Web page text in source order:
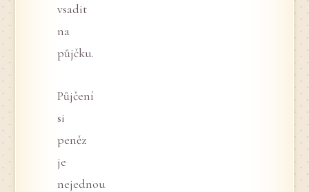
vsadit
na
půjčku.
Půjčení
si
peněz
je
nejednou